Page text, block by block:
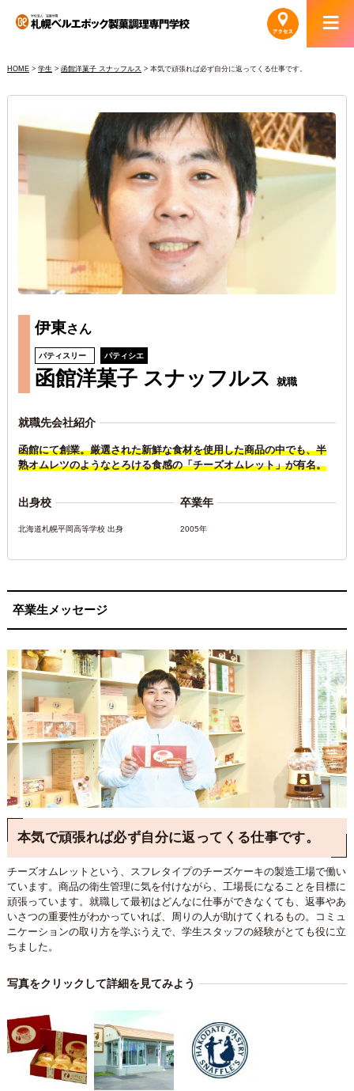
HOME> 学生 > 函館洋菓子 スナッフルス > 本気で頑張れば必ず自分に返ってくる仕事です。
伊東さん
パティスリー パティシエ
函館洋菓子 スナッフルス 就職
就職先会社紹介
函館にて創業。厳選された新鮮な食材を使用した商品の中でも、半
熟オムレツのようなとろける食感の「チーズオムレット」が有名。
出身校
北海道札幌平岡高等学校 出身
卒業年
2005年
卒業生メッセージ
本気で頑張れば必ず自分に返ってくる仕事です。
チーズオムレットという、スフレタイプのチーズケーキの製造工場で働い
ています。商品の衛生管理に気を付けながら、工場長になることを目標に
頑張っています。就職して最初はどんなに仕事ができなくても、返事やあ
いさつの重要性がわかっていれば、周りの人が助けてくれるもの。コミュ
ニケーションの取り方を学ぶうえで、学生スタッフの経験がとても役に立
ちました。
写真をクリックして詳細を見てみよう